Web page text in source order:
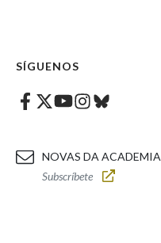
SÍGUENOS
Facebook
Twitter
Youtube
Instagram
Bluesky
NOVAS DA ACADEMIA
Subscríbete